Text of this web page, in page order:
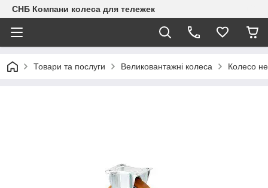
СНБ Компани колеса для тележек
Товари та послуги Великовантажні колеса Колесо